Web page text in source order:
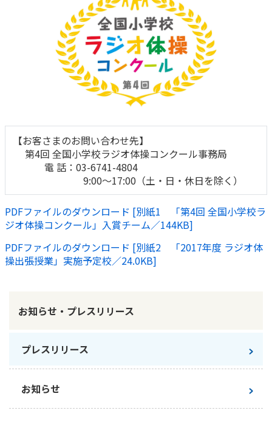
かんぽプラチナライフサービス
ご契約のしおり・約款（Web約款）
保険用語集
お問い合わせ
お問い合わせ
すこやか健康ラボ
ラジオ体操・みんなの体操
ラジオ体操ポータルサイト
かんぽ生命のサステナビリティ
お客さまの声／お客さまサービス向上の取組み
かんぽジャンクション
【お客さまのお問い合わせ先】
第4回 全国小学校ラジオ体操コンクール事務局
電 話：03-6741-4804
9:00～17:00（土・日・休日を除く）
PDFファイルのダウンロード [別紙1 「第4回 全国小学校ラ
ジオ体操コンクール」入賞チーム／144KB]
PDFファイルのダウンロード [別紙2 「2017年度 ラジオ体
操出張授業」実施予定校／24.0KB]
お知らせ・プレスリリース
プレスリリース
お知らせ